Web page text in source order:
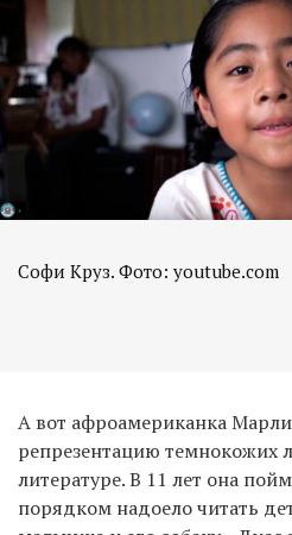
Софи Круз. Фото: youtube.com
А вот афроамериканка Марли
репрезентацию темнокожих
литературе. В 11 лет она
порядком надоело читать